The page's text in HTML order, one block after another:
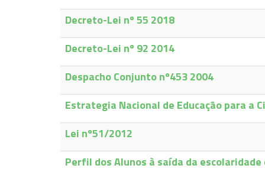
Decreto-Lei nº 55 2018
Decreto-Lei nº 92 2014
Despacho Conjunto nº453 2004
Estrategia Nacional de Educação para a
Lei nº51/2012
Perfil dos Alunos à saída da